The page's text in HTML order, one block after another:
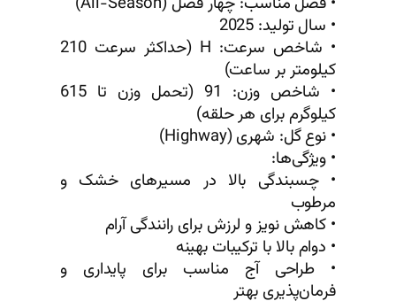
• سال تولید: 2025
• شاخص سرعت: H (حداکثر سرعت 210
کیلومتر بر ساعت)
• شاخص وزن: 91 (تحمل وزن تا 615
کیلوگرم برای هر حلقه)
• نوع گل: شهری (Highway)
• ویژگی‌ها:
• چسبندگی بالا در مسیرهای خشک و
مرطوب
• کاهش نویز و لرزش برای رانندگی آرام
• دوام بالا با ترکیبات بهینه
• طراحی آج مناسب برای پایداری و
فرمان‌پذیری بهتر